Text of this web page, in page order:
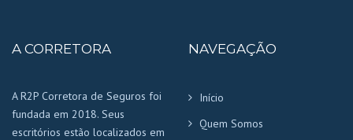
A CORRETORA
A R2P Corretora de Seguros foi
fundada em 2018. Seus
escritórios estão localizados em
NAVEGAÇÃO
Início
Quem Somos